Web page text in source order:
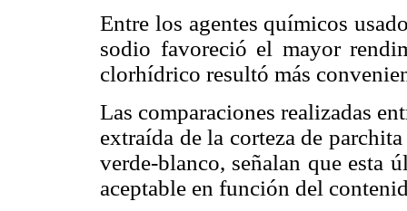
Entre los agentes químicos
sodio favoreció el mayor
clorhídrico resultó más
Las comparaciones realizadas
extraída de la corteza de
verde-blanco, señalan que esta
aceptable en función del